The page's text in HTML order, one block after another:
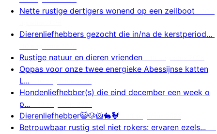
Nette rustige dertigers wonend op een zeilboot
Dierenliefhebbers gezocht die in/na de kerstperiod...
Rustige natuur en dieren vrienden
Oppas voor onze twee energieke Abessijnse katten
L...
Hondenliefhebber(s) die eind december een week o
p...
Dierenliefhebber😺🐶🐹🐇🐓
Betrouwbaar rustig stel niet rokers: ervaren ezels...